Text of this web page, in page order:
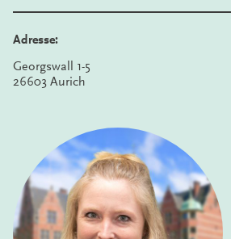
Adresse:
Georgswall 1-5
26603 Aurich